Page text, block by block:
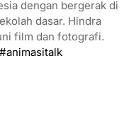
dengan bergerak di
dasar. Hindra
film dan fotografi.
#animasitalk